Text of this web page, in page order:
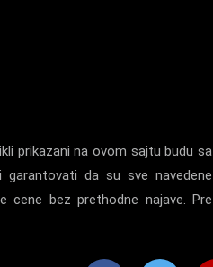
prikazani na ovom sajtu budu sa
da su sve navedene
bez prethodne najave. Pre